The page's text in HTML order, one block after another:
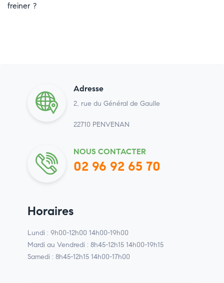
freiner ?
Adresse
2, rue du Général de Gaulle
22710 PENVENAN
NOUS CONTACTER
02 96 92 65 70
Horaires
Lundi : 9h00-12h00 14h00-19h00
Mardi au Vendredi : 8h45-12h15 14h00-19h15
Samedi : 8h45-12h15 14h00-17h00